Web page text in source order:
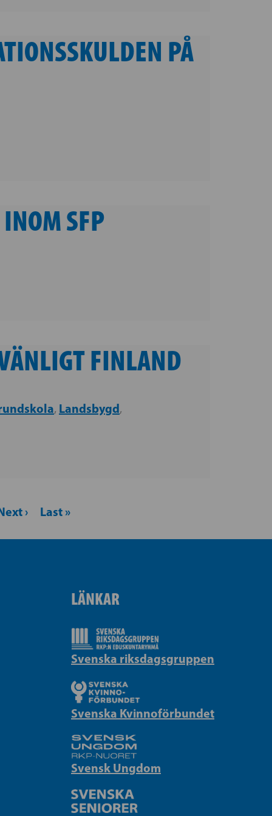
PÅ
SFP
FINLAND
, Landsbygd,
› Last »
LÄNKAR
Svenska riksdagsgruppen
Svenska Kvinnoförbundet
Svensk Ungdom